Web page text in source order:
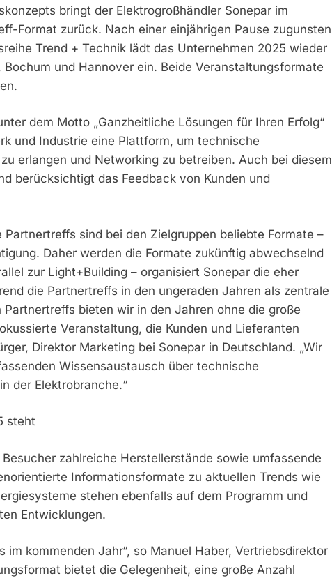
bringt der Elektrogroßhändler Sonepar im
Format zurück. Nach einer einjährigen Pause zugunsten
Trend + Technik lädt das Unternehmen 2025 wieder
und Hannover ein. Beide Veranstaltungsformate
dem Motto „Ganzheitliche Lösungen für Ihren Erfolg“
und Industrie eine Plattform, um technische
erlangen und Networking zu betreiben. Auch bei diesem
berücksichtigt das Feedback von Kunden und
sind bei den Zielgruppen beliebte Formate –
Daher werden die Formate zukünftig abwechselnd
zur Light+Building – organisiert Sonepar die eher
die Partnertreffs in den ungeraden Jahren als zentrale
bieten wir in den Jahren ohne die große
Veranstaltung, die Kunden und Lieferanten
Direktor Marketing bei Sonepar in Deutschland. „Wir
Wissensaustausch über technische
der Elektrobranche.“
steht
zahlreiche Herstellerstände sowie umfassende
Informationsformate zu aktuellen Trends wie
stehen ebenfalls auf dem Programm und
Entwicklungen.
im kommenden Jahr“, so Manuel Haber, Vertriebsdirektor
bietet die Gelegenheit, eine große Anzahl